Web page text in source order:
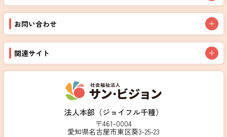
法人本部（ジョイフル千種）
〒461-0004
愛知県名古屋市東区葵3-25-23
お問い合わせ
関連サイト